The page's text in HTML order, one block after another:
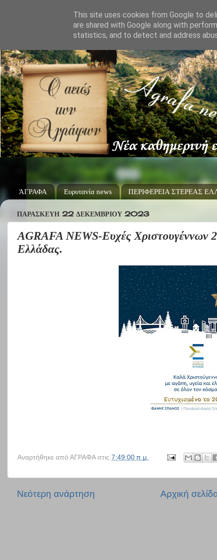
ΆΓΡΑΦΑ Ευρυτανία news ΠΕΡΙΦΕΡΕΙΑ ΣΤΕΡΕΑΣ
ΠΑΡΑΣΚΕΥΉ 22 ΔΕΚΕΜΒΡΊΟΥ 2023
AGRAFA NEWS-Ευχές Χριστουγέννων
Ελλάδας.
Αναρτήθηκε από ΑΓΡΑΦΑ στις 7:49:00 π.μ.
Νεότερη ανάρτηση Αρχική
This site uses cookies from Google to
are shared with Google along with
statistics, and to detect and address